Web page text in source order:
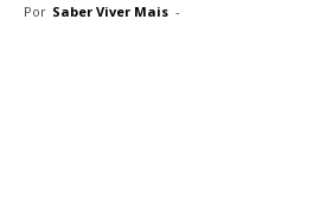
Por Saber Viver Mais -